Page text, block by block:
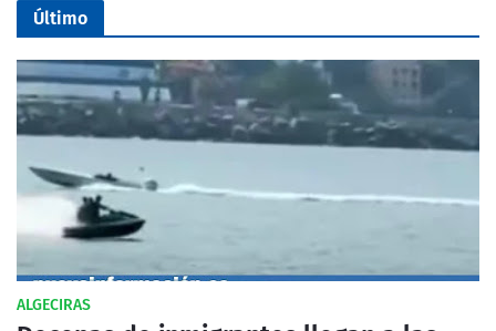
Último
ALGECIRAS